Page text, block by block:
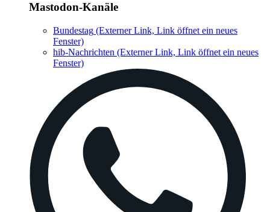
Mastodon-Kanäle
Bundestag (Externer Link, Link öffnet ein neues
Fenster)
hib-Nachrichten (Externer Link, Link öffnet ein neues
Fenster)